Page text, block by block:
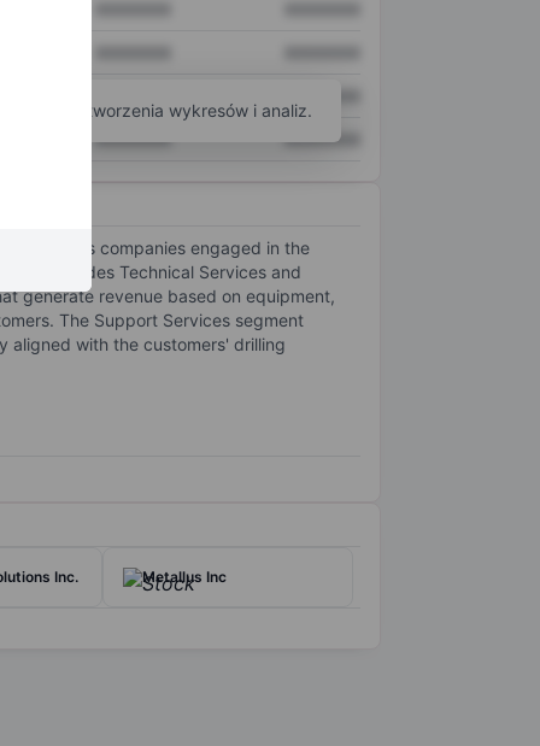
XXXXXXX XXXXXXX
do tworzenia wykresów i analiz.
and gas companies engaged in the
includes Technical Services and
generate revenue based on equipment,
The Support Services segment
aligned with the customers' drilling
Inc. Metallus Inc